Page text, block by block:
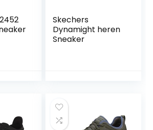
Skechers
Dynamight heren
Sneaker